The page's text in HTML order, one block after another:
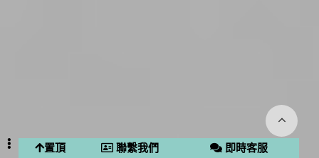
置頂 聯繫我們 即時客服